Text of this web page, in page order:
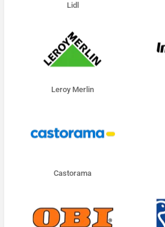
Lidl
Leroy Merlin
Castorama